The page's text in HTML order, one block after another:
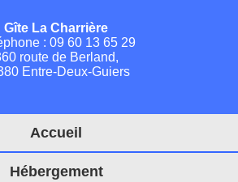
Gîte La Charrière
: 09 60 13 65 29
route de Berland,
Entre-Deux-Guiers
Accueil
Hébergement